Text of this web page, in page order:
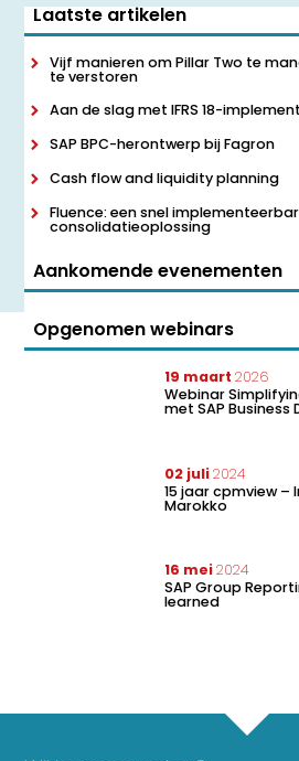
Laatste artikelen
Vijf manieren om Pillar Two te
te verstoren
Aan de slag met IFRS 18-
SAP BPC-herontwerp bij Fagron
Cash flow and liquidity planning
Fluence: een snel
consolidatieoplossing
Aankomende evenementen
Opgenomen webinars
19 maart2026
Webinar
met SAP Business
02 juli2024
15 jaar cpmview
Marokko
16 mei2024
SAP Group
learned